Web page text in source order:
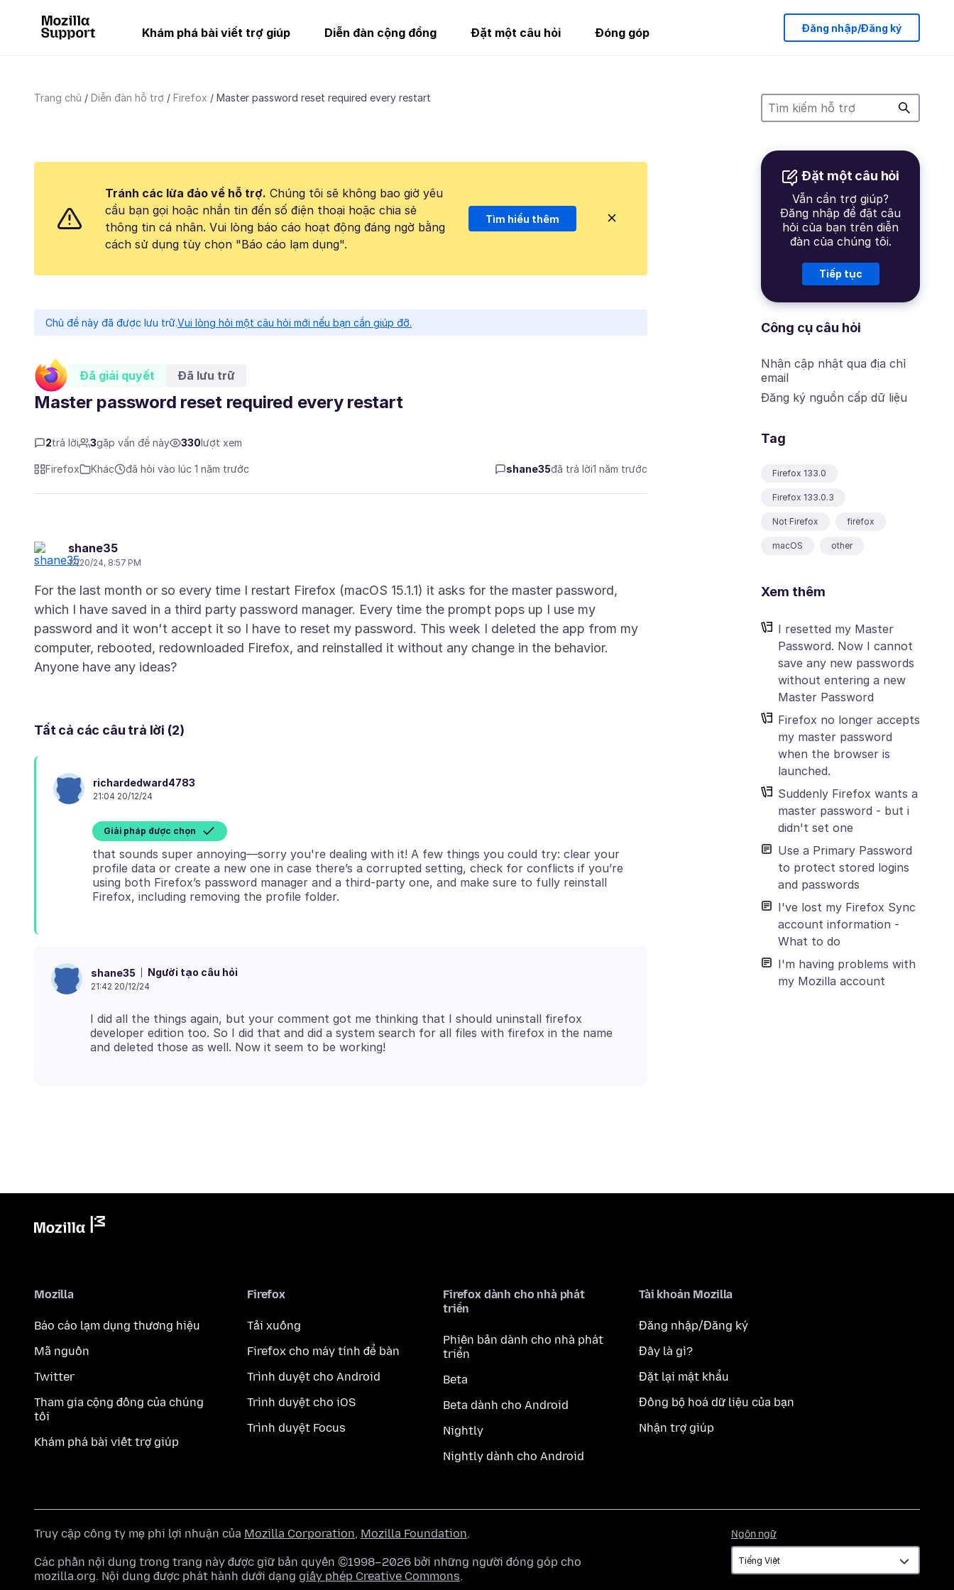
Khám phá bài viết trợ giúp Diễn đàn cộng đồng Đặt một câu hỏi Đóng góp Đăng nhập/Đăng ký
Trang chủ Diễn đàn hỗ trợ Firefox Master password reset required every restart
Đặt một câu hỏi
Vẫn cần trợ giúp?
Đăng nhập để đặt câu
hỏi của bạn trên diễn
đàn của chúng tôi.
Tiếp tục
Công cụ câu hỏi
Nhận cập nhật qua địa chỉ
email
Đăng ký nguồn cấp dữ liệu
Tag
Firefox 133.0
Firefox 133.0.3
Not Firefox firefox
macOS other
Xem thêm
I resetted my Master
Password. Now I cannot
save any new passwords
without entering a new
Master Password
Firefox no longer accepts
my master password
when the browser is
launched.
Suddenly Firefox wants a
master password - but i
didn't set one
Use a Primary Password
to protect stored logins
and passwords
I've lost my Firefox Sync
account information -
What to do
I'm having problems with
my Mozilla account
Tránh các lừa đảo về hỗ trợ. Chúng tôi sẽ không bao giờ yêu
cầu bạn gọi hoặc nhắn tin đến số điện thoại hoặc chia sẻ
thông tin cá nhân. Vui lòng báo cáo hoạt động đáng ngờ bằng
cách sử dụng tùy chọn "Báo cáo lạm dụng".
Tìm hiểu thêm
Chủ đề này đã được lưu trữ.Vui lòng hỏi một câu hỏi mới nếu bạn cần giúp đỡ.
Đã giải quyết Đã lưu trữ
Master password reset required every restart
2trả lời 3gặp vấn đề này 330 lượt xem
Firefox Khác đã hỏi vào lúc 1 năm trước shane35đã trả lời1 năm trước
shane35
12/20/24, 8:57 PM
For the last month or so every time I restart Firefox (macOS 15.1.1) it asks for the master password,
which I have saved in a third party password manager. Every time the prompt pops up I use my
password and it won't accept it so I have to reset my password. This week I deleted the app from my
computer, rebooted, redownloaded Firefox, and reinstalled it without any change in the behavior.
Tất cả các câu trả lời (2)
richardedward4783
21:04 20/12/24
Giải pháp được chọn
that sounds super annoying—sorry you're dealing with it! A few things you could try: clear your
profile data or create a new one in case there’s a corrupted setting, check for conflicts if you’re
using both Firefox’s password manager and a third-party one, and make sure to fully reinstall
shane35 Người tạo câu hỏi
21:42 20/12/24
I did all the things again, but your comment got me thinking that I should uninstall firefox
developer edition too. So I did that and did a system search for all files with firefox in the name
Mozilla
Báo cáo lạm dụng thương hiệu
Mã nguồn
Twitter
Tham gia cộng đồng của chúng
tôi
Khám phá bài viết trợ giúp
Firefox
Tải xuống
Firefox cho máy tính để bàn
Trình duyệt cho Android
Trình duyệt cho iOS
Trình duyệt Focus
Firefox dành cho nhà phát
triển
Phiên bản dành cho nhà phát
triển
Beta
Beta dành cho Android
Nightly
Nightly dành cho Android
Tài khoản Mozilla
Đăng nhập/Đăng ký
Đây là gì?
Đặt lại mật khẩu
Đồng bộ hoá dữ liệu của bạn
Nhận trợ giúp
Ngôn ngữ
ngữ
Truy cập công ty mẹ phi lợi nhuận của Mozilla Corporation, Mozilla Foundation.
Các phần nội dung trong trang này được giữ bản quyền ©1998–2026 bởi những người đóng góp cho
mozilla.org. Nội dung được phát hành dưới dạng giấy phép Creative Commons.